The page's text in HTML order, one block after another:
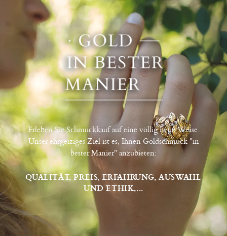
Erleben Sie Schmuckkauf auf eine völlig neue Weise.
Unser ehrgeiziges Ziel ist es, Ihnen Goldschmuck "in
bester Manier" anzubieten:
QUALITÄT, PREIS, ERFAHRUNG, AUSWAHL
UND ETHIK,...